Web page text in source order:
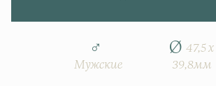
Мужские
47,5 x
39,8мм